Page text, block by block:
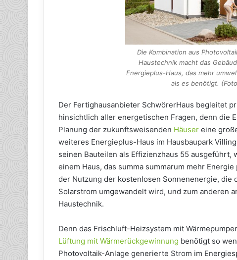
Die Kombination aus
Haustechnik macht das
Energieplus-Haus, das mehr
als es benötigt.
Der Fertighausanbieter SchwörerHaus begleitet
hinsichtlich aller energetischen Fragen, denn die
Planung der zukunftsweisenden Häuser eine
weiteres Energieplus-Haus im Hausbaupark
seinen Bauteilen als Effizienzhaus 55
einem Haus, das summa summarum mehr
der Nutzung der kostenlosen Sonnenenergie, die
Solarstrom umgewandelt wird, und zum anderen
Haustechnik.
Denn das Frischluft-Heizsystem mit
Lüftung mit Wärmerückgewinnung benötigt so
Photovoltaik-Anlage generierte Strom im